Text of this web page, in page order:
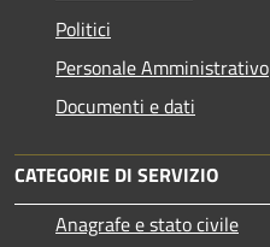
Politici
Personale Amministrativo
Documenti e dati
CATEGORIE DI SERVIZIO
Anagrafe e stato civile